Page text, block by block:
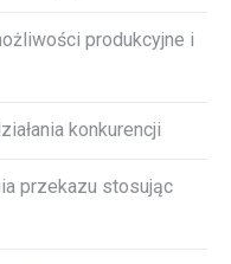
produkcyjne i
konkurencji
przekazu stosując